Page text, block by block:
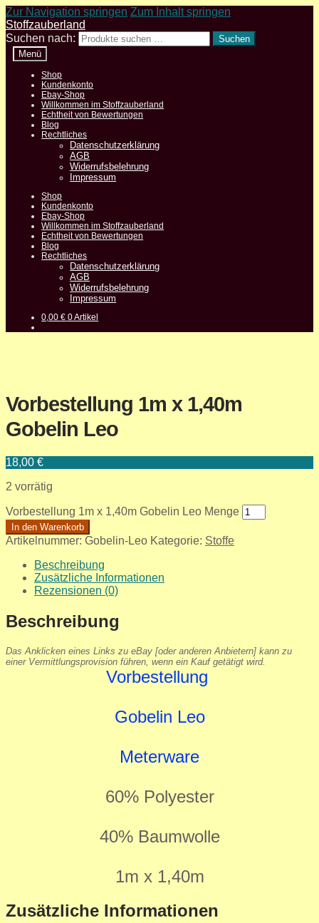
Zur Navigation springen Zum Inhalt springen
Stoffzauberland
Suchen nach:
Suchen
Menü
Shop
Kundenkonto
Ebay-Shop
Willkommen im Stoffzauberland
Echtheit von Bewertungen
Blog
Rechtliches
Datenschutzerklärung
AGB
Widerrufsbelehrung
Impressum
Shop
Kundenkonto
Ebay-Shop
Willkommen im Stoffzauberland
Echtheit von Bewertungen
Blog
Rechtliches
Datenschutzerklärung
AGB
Widerrufsbelehrung
Impressum
0,00€ 0 Artikel
Vorbestellung 1m x 1,40m
Gobelin Leo
18,00 €
2 vorrätig
Vorbestellung 1m x 1,40m Gobelin Leo Menge
In den Warenkorb
Artikelnummer: Gobelin-Leo Kategorie: Stoffe
Beschreibung
Zusätzliche Informationen
Rezensionen (0)
Beschreibung
Das Anklicken eines Links zu eBay [oder anderen Anbietern] kann zu
einer Vermittlungsprovision führen, wenn ein Kauf getätigt wird.
Vorbestellung
Gobelin Leo
Meterware
60% Polyester
40% Baumwolle
1m x 1,40m
Zusätzliche Informationen